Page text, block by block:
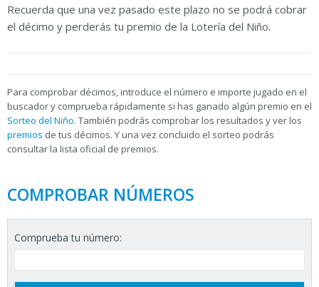
Recuerda que una vez pasado este plazo no se podrá cobrar
el décimo y perderás tu premio de la Lotería del Niño.
Para comprobar décimos, introduce el número e importe jugado en el
buscador y comprueba rápidamente si has ganado algún premio en el
Sorteo del Niño. También podrás comprobar los resultados y ver los
premios de tus décimos. Y una vez concluido el sorteo podrás
consultar la lista oficial de premios.
COMPROBAR NÚMEROS
Comprueba tu número: